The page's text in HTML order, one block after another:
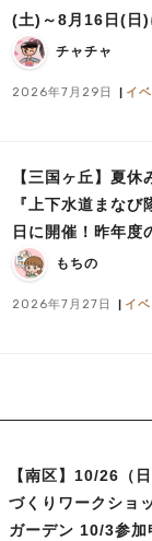
(土)～8月16日(日
Kid’s Water
チャチャ
2026年7月29日 イ
【三国ヶ丘】夏
『上下水道まな
日に開催！昨年度
もちの
2026年7月27日 イベ
【南区】10/26（
づくりワークショ
ガーデン 10/3参加